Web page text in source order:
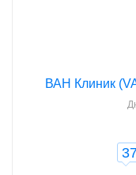
ВАН Клиник